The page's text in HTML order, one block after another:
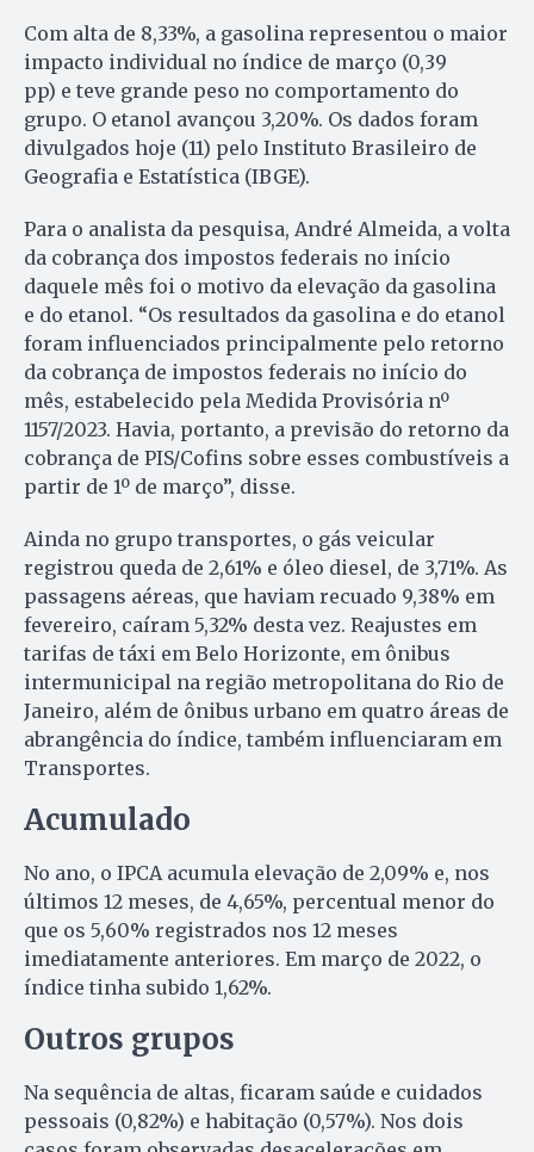
Com alta de 8,33%, a gasolina representou o maior
impacto individual no índice de março (0,39
pp) e teve grande peso no comportamento do
grupo. O etanol avançou 3,20%. Os dados foram
divulgados hoje (11) pelo Instituto Brasileiro de
Geografia e Estatística (IBGE).
Para o analista da pesquisa, André Almeida, a volta
da cobrança dos impostos federais no início
daquele mês foi o motivo da elevação da gasolina
e do etanol. “Os resultados da gasolina e do etanol
foram influenciados principalmente pelo retorno
da cobrança de impostos federais no início do
mês, estabelecido pela Medida Provisória nº
1157/2023. Havia, portanto, a previsão do retorno da
cobrança de PIS/Cofins sobre esses combustíveis a
partir de 1º de março”, disse.
Ainda no grupo transportes, o gás veicular
registrou queda de 2,61% e óleo diesel, de 3,71%. As
passagens aéreas, que haviam recuado 9,38% em
fevereiro, caíram 5,32% desta vez. Reajustes em
tarifas de táxi em Belo Horizonte, em ônibus
intermunicipal na região metropolitana do Rio de
Janeiro, além de ônibus urbano em quatro áreas de
abrangência do índice, também influenciaram em
Transportes.
Acumulado
No ano, o IPCA acumula elevação de 2,09% e, nos
últimos 12 meses, de 4,65%, percentual menor do
que os 5,60% registrados nos 12 meses
imediatamente anteriores. Em março de 2022, o
índice tinha subido 1,62%.
Outros grupos
Na sequência de altas, ficaram saúde e cuidados
pessoais (0,82%) e habitação (0,57%). Nos dois